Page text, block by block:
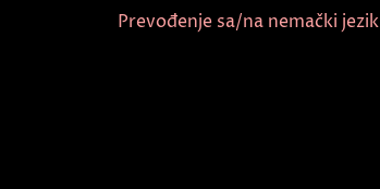
Prevođenje sa/na nemački jezik